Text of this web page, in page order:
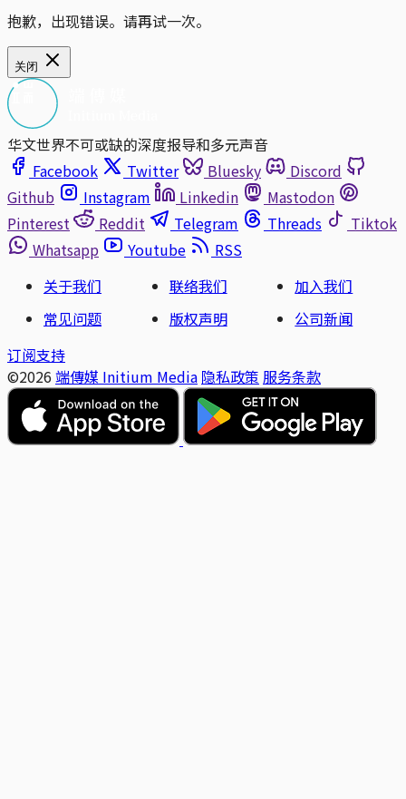
抱歉，出现错误。请再试一次。
关闭
华文世界不可或缺的深度报导和多元声音
Facebook
Twitter Bluesky
Discord
Github
Instagram Linkedin
Mastodon
Pinterest
Reddit Telegram Threads
Tiktok
Whatsapp
Youtube
RSS
关于我们
联络我们
加入我们
常见问题
版权声明
公司新闻
订阅支持
©2026 端傳媒 Initium Media 隐私政策 服务条款